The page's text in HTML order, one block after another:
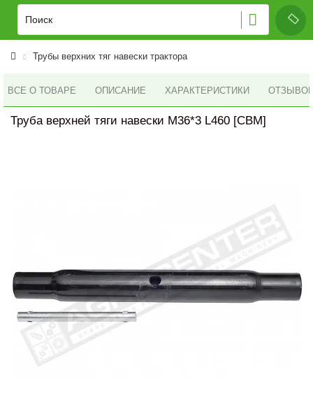
Трубы верхних тяг навески трактора
ВСЕ О ТОВАРЕ ОПИСАНИЕ ХАРАКТЕРИСТИКИ ОТЗЫВОВ
Труба верхней тяги навески M36*3 L460 [CBM]